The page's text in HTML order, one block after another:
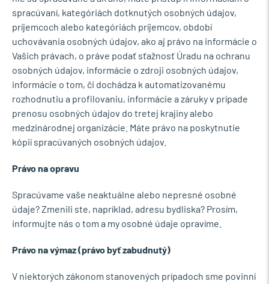
spracúvaní, kategóriách dotknutých osobných údajov,
príjemcoch alebo kategóriách príjemcov, období
uchovávania osobných údajov, ako aj právo na informácie o
Vašich právach, o práve podať sťažnosť Úradu na ochranu
osobných údajov, informácie o zdroji osobných údajov,
informácie o tom, či dochádza k automatizovanému
rozhodnutiu a profilovaniu, informácie a záruky v prípade
prenosu osobných údajov do tretej krajiny alebo
medzinárodnej organizácie. Máte právo na poskytnutie
kópií spracúvaných osobných údajov.
Právo na opravu
Spracúvame vaše neaktuálne alebo nepresné osobné
údaje? Zmenili ste, napríklad, adresu bydliska? Prosím,
informujte nás o tom a my osobné údaje opravíme.
Právo na výmaz (právo byť zabudnutý)
V niektorých zákonom stanovených prípadoch sme povinní